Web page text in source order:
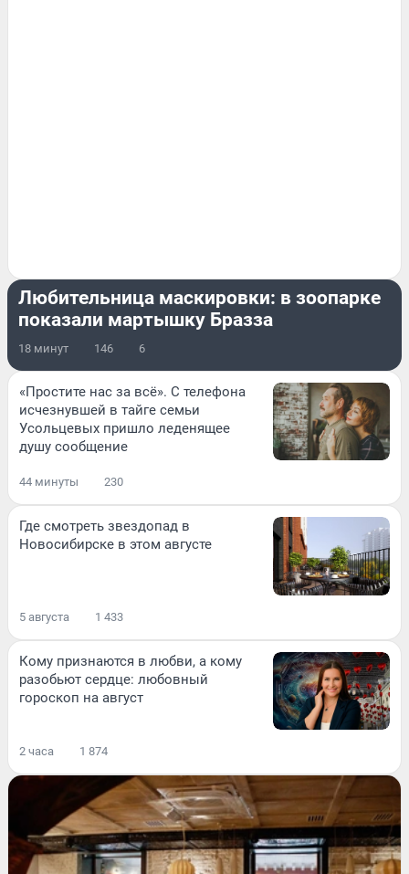
Любительница маскировки: в зоопарке
показали мартышку Бразза
18 минут 146 6
«Простите нас за всё». С телефона
исчезнувшей в тайге семьи
Усольцевых пришло леденящее
душу сообщение
44 минуты 230
Где смотреть звездопад в
Новосибирске в этом августе
5 августа 1 433
Кому признаются в любви, а кому
разобьют сердце: любовный
гороскоп на август
2 часа 1 874